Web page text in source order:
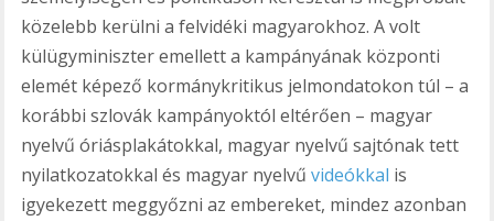
közelebb kerülni a felvidéki magyarokhoz. A volt
külügyminiszter emellett a kampányának központi
elemét képező kormánykritikus jelmondatokon túl – a
korábbi szlovák kampányoktól eltérően – magyar
nyelvű óriásplakátokkal, magyar nyelvű sajtónak tett
nyilatkozatokkal és magyar nyelvűvideókkal is
igyekezett meggyőzni az embereket, mindez azonban